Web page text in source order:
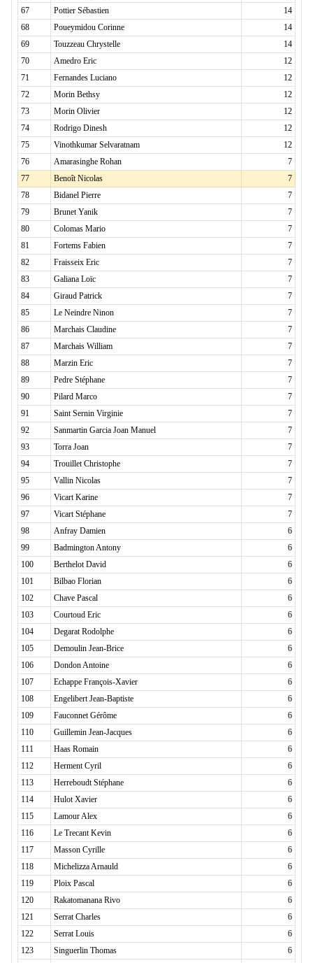
67
Pottier Sébastien
14
68
Poueymidou Corinne
14
69
Touzzeau Chrystelle
14
70
Amedro Eric
12
71
Fernandes Luciano
12
72
Morin Bethsy
12
73
Morin Olivier
12
74
Rodrigo Dinesh
12
75
Vinothkumar Selvaratnam
12
76
Amarasinghe Rohan
7
77
Benoît Nicolas
7
78
Bidanel Pierre
7
79
Brunet Yanik
7
80
Colomas Mario
7
81
Fortems Fabien
7
82
Fraisseix Eric
7
83
Galiana Loïc
7
84
Giraud Patrick
7
85
Le Neindre Ninon
7
86
Marchais Claudine
7
87
Marchais William
7
88
Marzin Eric
7
89
Pedre Stéphane
7
90
Pilard Marco
7
91
Saint Sernin Virginie
7
92
Sanmartin Garcia Joan Manuel
7
93
Torra Joan
7
94
Trouillet Christophe
7
95
Vallin Nicolas
7
96
Vicart Karine
7
97
Vicart Stéphane
7
98
Anfray Damien
6
99
Badmington Antony
6
100
Berthelot David
6
101
Bilbao Florian
6
102
Chave Pascal
6
103
Courtoud Eric
6
104
Degarat Rodolphe
6
105
Demoulin Jean-Brice
6
106
Dondon Antoine
6
107
Echappe François-Xavier
6
108
Engelibert Jean-Baptiste
6
109
Fauconnet Gérôme
6
110
Guillemin Jean-Jacques
6
111
Haas Romain
6
112
Herment Cyril
6
113
Herreboudt Stéphane
6
114
Hulot Xavier
6
115
Lamour Alex
6
116
Le Trecant Kevin
6
117
Masson Cyrille
6
118
Michelizza Arnauld
6
119
Ploix Pascal
6
120
Rakatomanana Rivo
6
121
Serrat Charles
6
122
Serrat Louis
6
123
Singuerlin Thomas
6